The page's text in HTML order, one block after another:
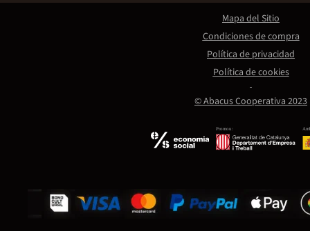
Promou:
© Abacus Cooperativa 2023
Mapa del Sitio
Condiciones de compra
Política de privacidad
Política de cookies